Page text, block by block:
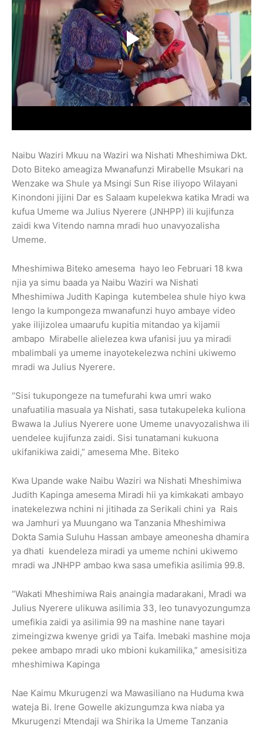
Naibu Waziri Mkuu na Waziri wa Nishati Mheshimiwa Dkt.
Doto Biteko ameagiza Mwanafunzi Mirabelle Msukari na
Wenzake wa Shule ya Msingi Sun Rise iliyopo Wilayani
Kinondoni jijini Dar es Salaam kupelekwa katika Mradi wa
kufua Umeme wa Julius Nyerere (JNHPP) ili kujifunza
zaidi kwa Vitendo namna mradi huo unavyozalisha
Umeme.
Mheshimiwa Biteko amesema hayo leo Februari 18 kwa
njia ya simu baada ya Naibu Waziri wa Nishati
Mheshimiwa Judith Kapinga kutembelea shule hiyo kwa
lengo la kumpongeza mwanafunzi huyo ambaye video
yake ilijizolea umaarufu kupitia mitandao ya kijamii
ambapo Mirabelle alielezea kwa ufanisi juu ya miradi
mbalimbali ya umeme inayotekelezwa nchini ukiwemo
mradi wa Julius Nyerere.
‘’Sisi tukupongeze na tumefurahi kwa umri wako
unafuatilia masuala ya Nishati, sasa tutakupeleka kuliona
Bwawa la Julius Nyerere uone Umeme unavyozalishwa ili
uendelee kujifunza zaidi. Sisi tunatamani kukuona
ukifanikiwa zaidi,” amesema Mhe. Biteko
Kwa Upande wake Naibu Waziri wa Nishati Mheshimiwa
Judith Kapinga amesema Miradi hii ya kimkakati ambayo
inatekelezwa nchini ni jitihada za Serikali chini ya Rais
wa Jamhuri ya Muungano wa Tanzania Mheshimiwa
Dokta Samia Suluhu Hassan ambaye ameonesha dhamira
ya dhati kuendeleza miradi ya umeme nchini ukiwemo
mradi wa JNHPP ambao kwa sasa umefikia asilimia 99.8.
“Wakati Mheshimiwa Rais anaingia madarakani, Mradi wa
Julius Nyerere ulikuwa asilimia 33, leo tunavyozungumza
umefikia zaidi ya asilimia 99 na mashine nane tayari
zimeingizwa kwenye gridi ya Taifa. Imebaki mashine moja
pekee ambapo mradi uko mbioni kukamilika,” amesisitiza
mheshimiwa Kapinga
Nae Kaimu Mkurugenzi wa Mawasiliano na Huduma kwa
wateja Bi. Irene Gowelle akizungumza kwa niaba ya
Mkurugenzi Mtendaji wa Shirika la Umeme Tanzania